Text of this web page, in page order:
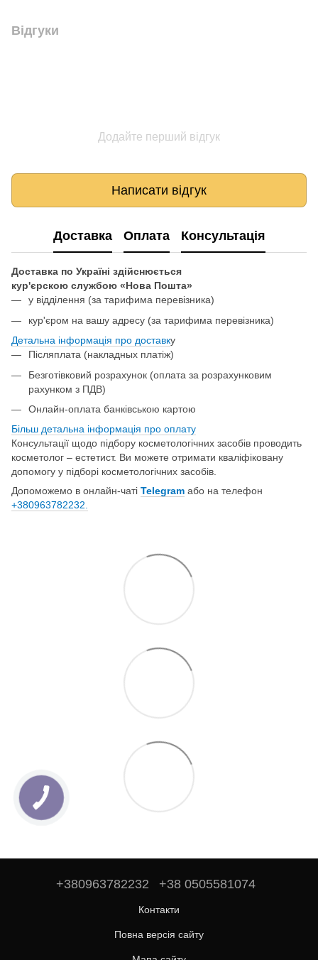
Відгуки
Додайте перший відгук
Написати відгук
Доставка Оплата Консультація
Доставка по Україні здійснюється
кур'єрскою службою «Нова Пошта»
у відділення (за тарифима перевізника)
кур'єром на вашу адресу (за тарифима перевізника)
Детальна інформація про доставку
Післяплата (накладных платіж)
Безготівковий розрахунок (оплата за розрахунковим
рахунком з ПДВ)
Онлайн-оплата банківською картою
Більш детальна інформація про оплату
Консультації щодо підбору косметологічних засобів проводить
косметолог – естетист. Ви можете отримати кваліфіковану
допомогу у підборі косметологічних засобів.
Допоможемо в онлайн-чаті Telegram або на телефон
+380963782232.
+380963782232 +38 0505581074
Контакти
Повна версія сайту